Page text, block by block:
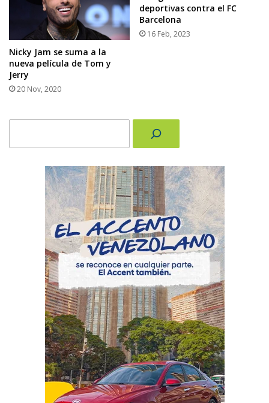
Nicky Jam se suma a la
nueva película de Tom y
Jerry
20 Nov, 2020
deportivas contra el FC
Barcelona
16 Feb, 2023